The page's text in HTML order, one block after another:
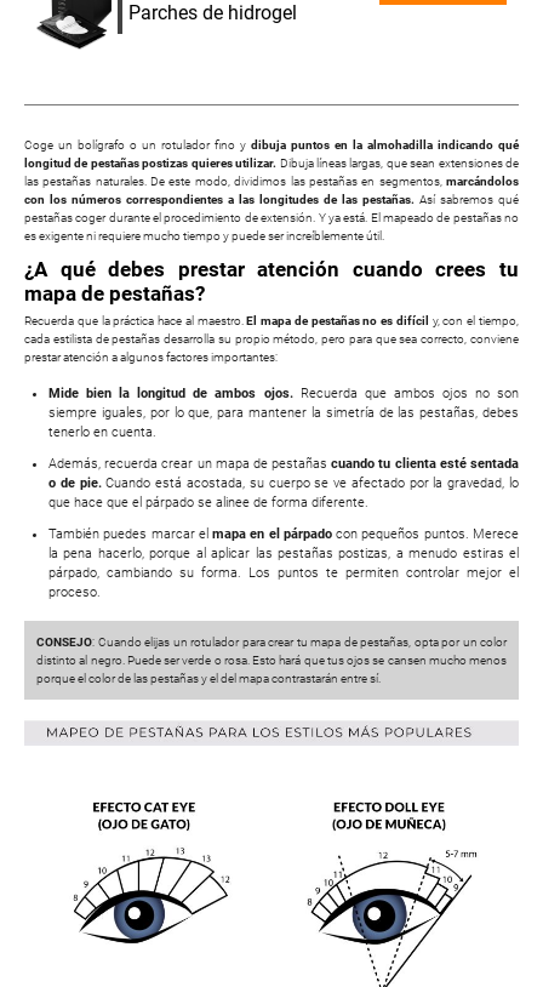
Parches de hidrogel
Coge un bolígrafo o un rotulador fino y dibuja puntos en la almohadilla indicando qué
longitud de pestañas postizas quieres utilizar. Dibuja líneas largas, que sean extensiones de
las pestañas naturales. De este modo, dividimos las pestañas en segmentos, marcándolos
con los números correspondientes a las longitudes de las pestañas. Así sabremos qué
pestañas coger durante el procedimiento de extensión. Y ya está. El mapeado de pestañas no
es exigente ni requiere mucho tiempo y puede ser increíblemente útil.
¿A qué debes prestar atención cuando crees tu
mapa de pestañas?
Recuerda que la práctica hace al maestro.El mapa de pestañas no es difícil
y, con el tiempo,
cada estilista de pestañas desarrolla su propio método, pero para que sea correcto, conviene
prestar atención a algunos factores importantes:
Mide bien la longitud de ambos ojos.Recuerda que ambos ojos no son
siempre iguales, por lo que, para mantener la simetría de las pestañas, debes
tenerlo en cuenta.
Además, recuerda crear un mapa de pestañascuando tu clienta esté sentada
o de pie.Cuando está acostada, su cuerpo se ve afectado por la gravedad, lo
que hace que el párpado se alinee de forma diferente.
También puedes marcar elmapa en el párpadocon pequeños puntos. Merece
la pena hacerlo, porque al aplicar las pestañas postizas, a menudo estiras el
párpado, cambiando su forma. Los puntos te permiten controlar mejor el
proceso.
CONSEJO: Cuando elijas un rotulador para crear tu mapa de pestañas, opta por un color
distinto al negro. Puede ser verde o rosa. Esto hará que tus ojos se cansen mucho menos
porque el color de las pestañas y el del mapa contrastarán entre sí.